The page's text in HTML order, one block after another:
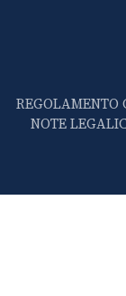
REGOLAMENTO
NOTE LEGALI